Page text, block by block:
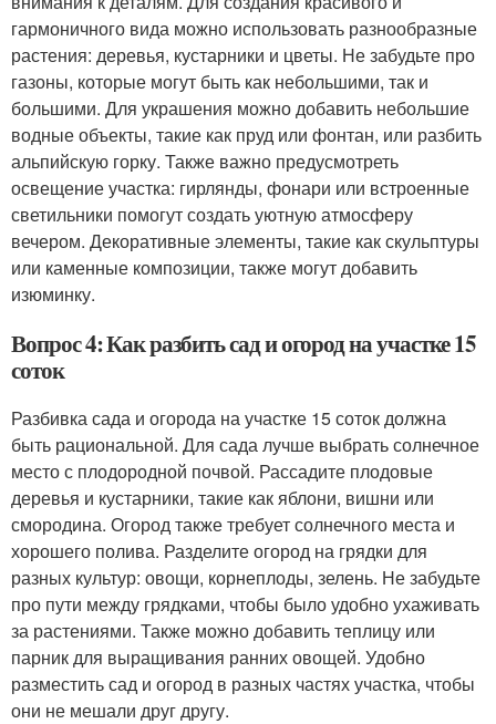
гармоничного вида можно использовать разнообразные
растения: деревья, кустарники и цветы. Не забудьте про
газоны, которые могут быть как небольшими, так и
большими. Для украшения можно добавить небольшие
водные объекты, такие как пруд или фонтан, или разбить
альпийскую горку. Также важно предусмотреть
освещение участка: гирлянды, фонари или встроенные
светильники помогут создать уютную атмосферу
вечером. Декоративные элементы, такие как скульптуры
или каменные композиции, также могут добавить
изюминку.
Вопрос 4: Как разбить сад и огород на участке 15
соток
Разбивка сада и огорода на участке 15 соток должна
быть рациональной. Для сада лучше выбрать солнечное
место с плодородной почвой. Рассадите плодовые
деревья и кустарники, такие как яблони, вишни или
смородина. Огород также требует солнечного места и
хорошего полива. Разделите огород на грядки для
разных культур: овощи, корнеплоды, зелень. Не забудьте
про пути между грядками, чтобы было удобно ухаживать
за растениями. Также можно добавить теплицу или
парник для выращивания ранних овощей. Удобно
разместить сад и огород в разных частях участка, чтобы
они не мешали друг другу.